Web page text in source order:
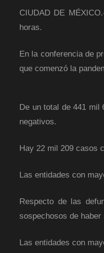
CIUDAD DE
horas.
En la conferencia de
que comenzó la
De un total de 441 mil
negativos.
Hay 22 mil 209 casos
Las entidades con
Respecto de las
sospechosos de
Las entidades con